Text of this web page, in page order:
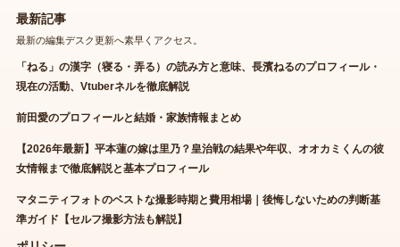
最新記事
最新の編集デスク更新へ素早くアクセス。
「ねる」の漢字（寝る・弄る）の読み方と意味、長濱ねるのプロフィール・
現在の活動、Vtuberネルを徹底解説
前田愛のプロフィールと結婚・家族情報まとめ
【2026年最新】平本蓮の嫁は里乃？皇治戦の結果や年収、オオカミくんの彼
女情報まで徹底解説と基本プロフィール
マタニティフォトのベストな撮影時期と費用相場｜後悔しないための判断基
準ガイド【セルフ撮影方法も解説】